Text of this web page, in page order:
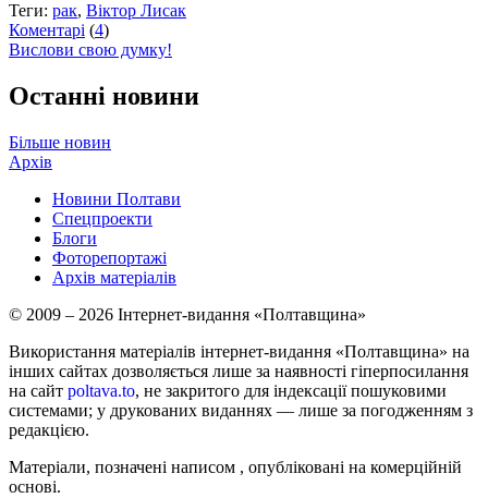
Теги: рак, Віктор Лисак
Коментарі (4)
Вислови свою думку!
Останні новини
Більше новин
Архів
Новини Полтави
Спецпроекти
Блоги
Фоторепортажі
Архів матеріалів
© 2009 – 2026 Інтернет-видання «Полтавщина»
Використання матеріалів інтернет-видання «Полтавщина» на
інших сайтах дозволяється лише за наявності гіперпосилання
на сайт poltava.to, не закритого для індексації пошуковими
системами; у друкованих виданнях — лише за погодженням з
редакцією.
Матеріали, позначені написом , опубліковані на комерційній
основі.